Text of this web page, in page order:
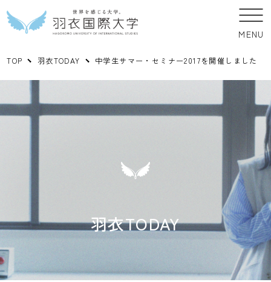
MENU
TOP 羽衣TODAY 中学生サマー・セミナー2017を開催しました
羽衣TODAY